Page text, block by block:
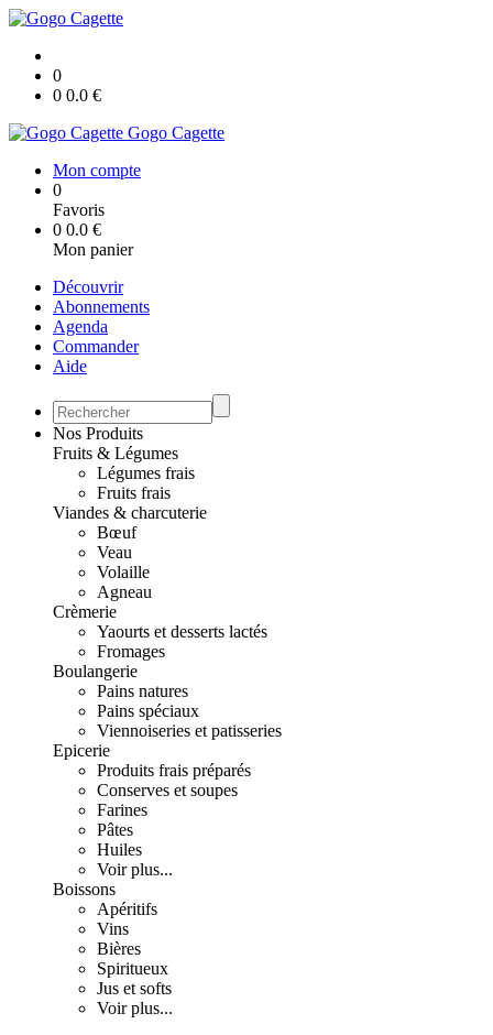
0
0 0.0 €
Gogo Cagette
Mon compte
0
Favoris
0 0.0 €
Mon panier
Découvrir
Abonnements
Agenda
Commander
Aide
Nos Produits
Fruits & Légumes
Légumes frais
Fruits frais
Viandes & charcuterie
Bœuf
Veau
Volaille
Agneau
Crèmerie
Yaourts et desserts lactés
Fromages
Boulangerie
Pains natures
Pains spéciaux
Viennoiseries et patisseries
Epicerie
Produits frais préparés
Conserves et soupes
Farines
Pâtes
Huiles
Voir plus...
Boissons
Apéritifs
Vins
Bières
Spiritueux
Jus et softs
Voir plus...